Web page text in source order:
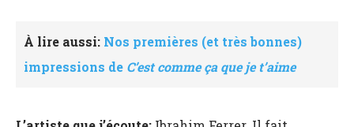
À lire aussi: Nos premières (et très bonnes)
impressions de C’est comme ça que je t’aime